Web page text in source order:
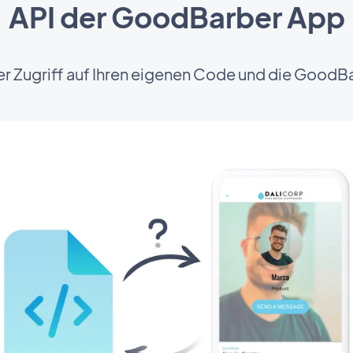
API der GoodBarber App
Zugriff auf Ihren eigenen Code und die